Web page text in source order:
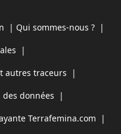
| Qui sommes-nous ? |
|
autres traceurs |
données |
Terrafemina.com |